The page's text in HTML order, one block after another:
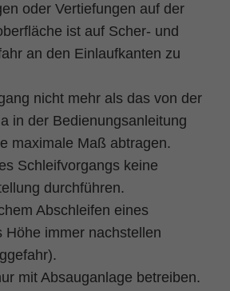
oder Vertiefungen auf der
ist auf Scher- und
an den Einlaufkanten zu
nicht mehr als das von der
in der Bedienungsanleitung
maximale Maß abtragen.
Schleifvorgangs keine
durchführen.
Abschleifen eines
Höhe immer nachstellen
mit Absauganlage betreiben.